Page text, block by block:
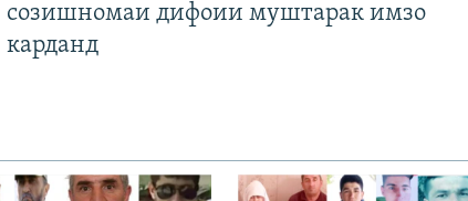
созишномаи дифоии муштарак имзо
карданд